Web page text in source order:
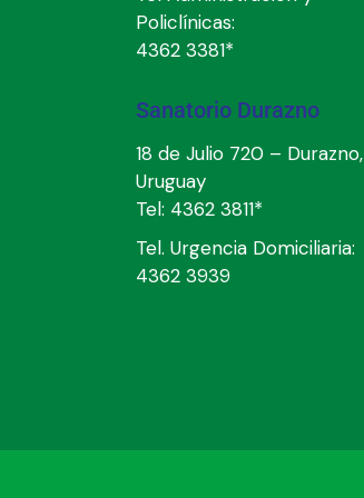
Policlínicas:
4362 3381*
Sanatorio Durazno
18 de Julio 720 – Durazno,
Uruguay
Tel: 4362 3811*
Tel. Urgencia Domiciliaria:
4362 3939